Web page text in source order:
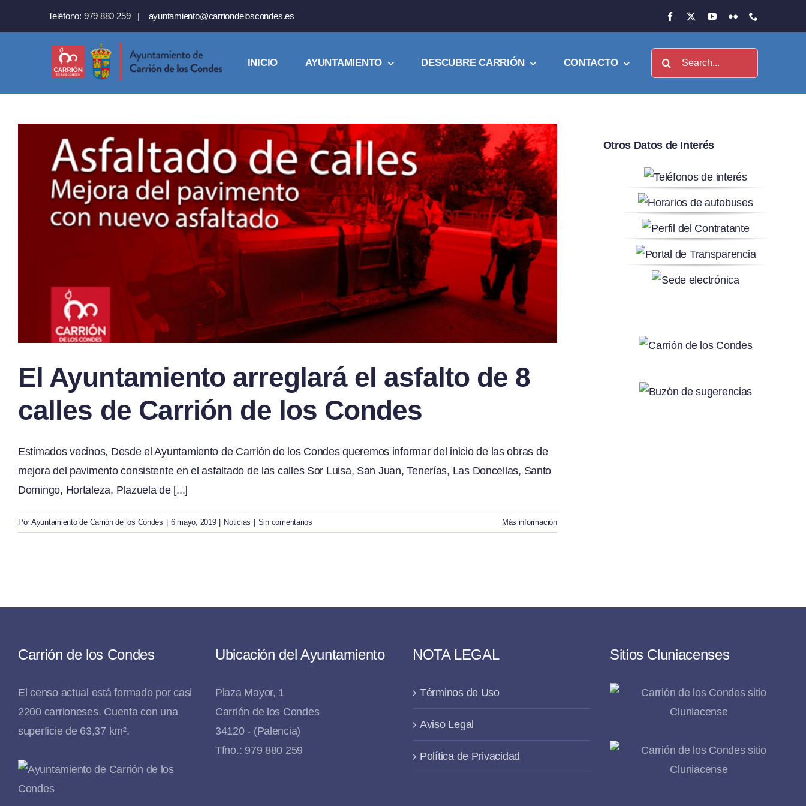
Teléfono: 979 880 259 | ayuntamiento@carriondeloscondes.es
INICIO AYUNTAMIENTO DESCUBRE CARRIÓN CONTACTO Buscar:
El Ayuntamiento arreglará el asfalto de 8
calles de Carrión de los Condes
Estimados vecinos, Desde el Ayuntamiento de Carrión de los Condes queremos informar del inicio de las obras de
mejora del pavimento consistente en el asfaltado de las calles Sor Luisa, San Juan, Tenerías, Las Doncellas, Santo
Domingo, Hortaleza, Plazuela de [...]
Por Ayuntamiento de Carrión de los Condes 6 mayo, 2019 Noticias Sin comentarios Más información
Otros Datos de Interés
Carrión de los Condes
El censo actual está formado por casi
2200 carrioneses. Cuenta con una
superficie de 63,37 km².
Ubicación del Ayuntamiento
Plaza Mayor, 1
Carrión de los Condes
34120 - (Palencia)
Tfno.: 979 880 259
NOTA LEGAL
Términos de Uso
Aviso Legal
Política de Privacidad
Sitios Cluniacenses